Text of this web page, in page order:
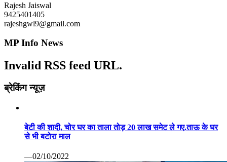
Rajesh Jaiswal
9425401405
rajeshgwl9@gmail.com
MP Info News
Invalid RSS feed URL.
ब्रेकिंग न्यूज़
बेटी की शादी, चोर घर का ताला तोड़ 20 लाख समेट ले गए.ताऊ के घर
से भी बटोरा माल
—02/10/2022